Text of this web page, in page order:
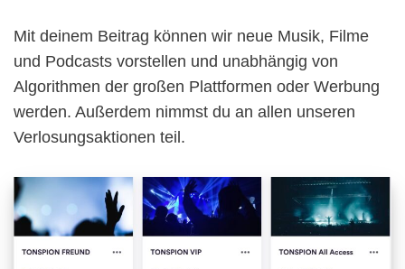
Mit deinem Beitrag können wir neue Musik, Filme
und Podcasts vorstellen und unabhängig von
Algorithmen der großen Plattformen oder Werbung
werden. Außerdem nimmst du an allen unseren
Verlosungsaktionen teil.